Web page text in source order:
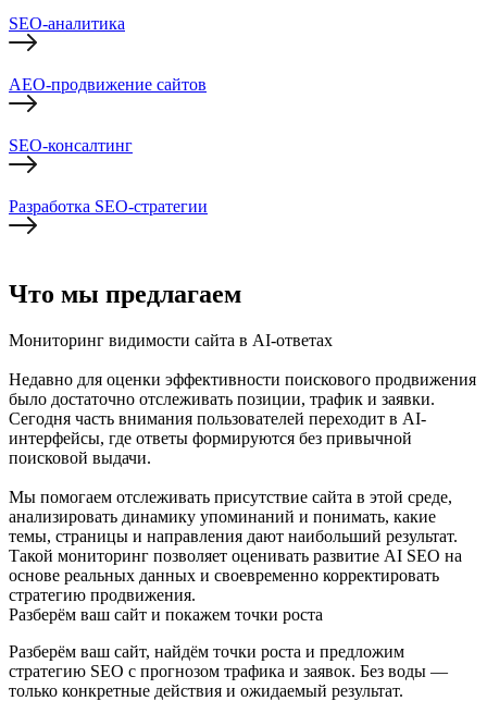
SEO-аналитика
AEO-продвижение сайтов
SEO-консалтинг
Разработка SEO-стратегии
Что мы предлагаем
Мониторинг видимости сайта в AI-ответах
Недавно для оценки эффективности поискового продвижения
было достаточно отслеживать позиции, трафик и заявки.
Сегодня часть внимания пользователей переходит в AI-
интерфейсы, где ответы формируются без привычной
поисковой выдачи.
Мы помогаем отслеживать присутствие сайта в этой среде,
анализировать динамику упоминаний и понимать, какие
темы, страницы и направления дают наибольший результат.
Такой мониторинг позволяет оценивать развитие AI SEO на
основе реальных данных и своевременно корректировать
стратегию продвижения.
Разберём ваш сайт и покажем точки роста
Разберём ваш сайт, найдём точки роста и предложим
стратегию SEO с прогнозом трафика и заявок. Без воды —
только конкретные действия и ожидаемый результат.